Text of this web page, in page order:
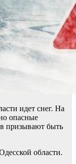
идет снег. На
опасные
призывают быть
области.